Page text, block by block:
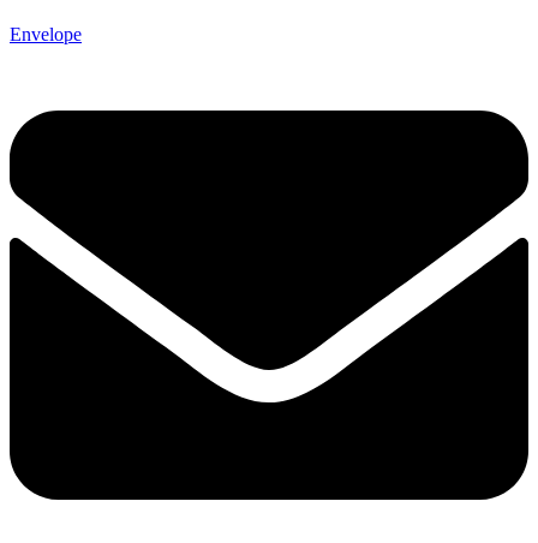
Envelope